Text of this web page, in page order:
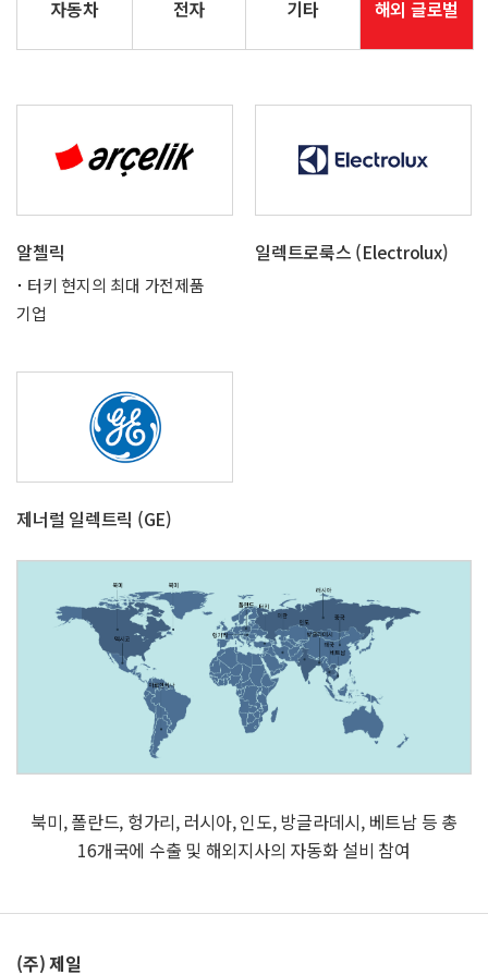
자동차 전자 기타 해외 글로벌
알첼릭
터키 현지의 최대 가전제품
기업
일렉트로룩스 (Electrolux)
제너럴 일렉트릭 (GE)
북미, 폴란드, 헝가리, 러시아, 인도, 방글라데시, 베트남 등 총
16개국에 수출 및 해외지사의 자동화 설비 참여
(주) 제일